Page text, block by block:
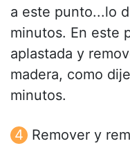
a este punto...lo
minutos. En este
aplastada y
madera, como
minutos.
Remover y